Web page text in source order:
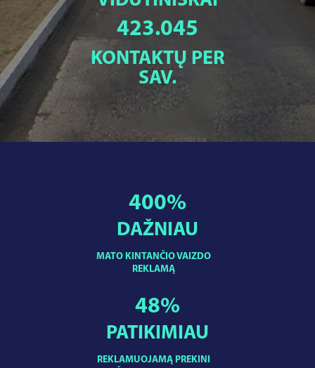
423.045
KONTAKTŲ PER
SAV.
MATO KINTANČIO VAIZDO
REKLAMĄ
400%
DAŽNIAU
REKLAMUOJAMĄ PREKINI
48%
PATIKIMIAU